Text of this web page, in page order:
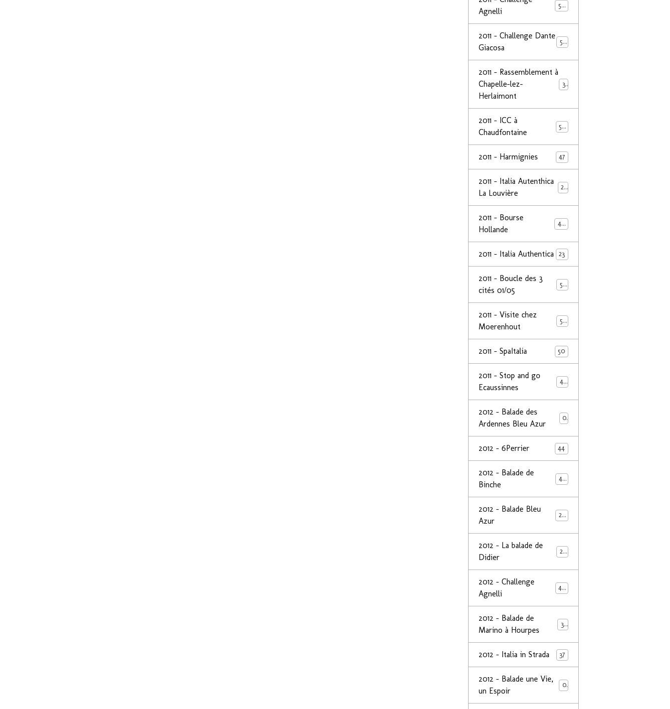
Agnelli
50
2011 - Challenge Dante
Giacosa
50
2011 - Rassemblement à
Chapelle-lez-
Herlaimont
32
2011 - ICC à
Chaudfontaine
50
2011 - Harmignies 47
2011 - Italia Autenthica
La Louvière
23
2011 - Bourse
Hollande
40
2011 - Italia Authentica 23
2011 - Boucle des 3
cités 01/05
50
2011 - Visite chez
Moerenhout
50
2011 - SpaItalia 50
2011 - Stop and go
Ecaussinnes
44
2012 - Balade des
Ardennes Bleu Azur
0
2012 - 6Perrier 44
2012 - Balade de
Binche
48
2012 - Balade Bleu
Azur
26
2012 - La balade de
Didier
25
2012 - Challenge
Agnelli
44
2012 - Balade de
Marino à Hourpes
39
2012 - Italia in Strada 37
2012 - Balade une Vie,
un Espoir
0